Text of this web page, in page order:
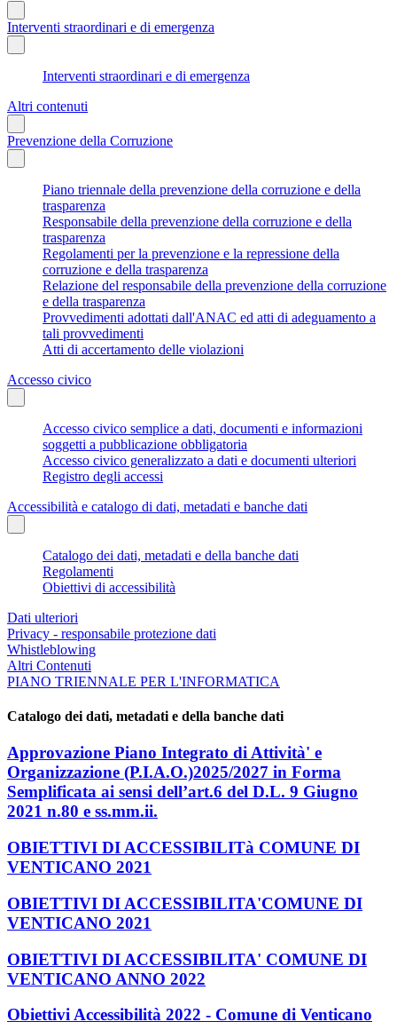
Interventi straordinari e di emergenza
Interventi straordinari e di emergenza
Altri contenuti
Prevenzione della Corruzione
Piano triennale della prevenzione della corruzione e della
trasparenza
Responsabile della prevenzione della corruzione e della
trasparenza
Regolamenti per la prevenzione e la repressione della
corruzione e della trasparenza
Relazione del responsabile della prevenzione della corruzione
e della trasparenza
Provvedimenti adottati dall'ANAC ed atti di adeguamento a
tali provvedimenti
Atti di accertamento delle violazioni
Accesso civico
Accesso civico semplice a dati, documenti e informazioni
soggetti a pubblicazione obbligatoria
Accesso civico generalizzato a dati e documenti ulteriori
Registro degli accessi
Accessibilità e catalogo di dati, metadati e banche dati
Catalogo dei dati, metadati e della banche dati
Regolamenti
Obiettivi di accessibilità
Dati ulteriori
Privacy - responsabile protezione dati
Whistleblowing
Altri Contenuti
PIANO TRIENNALE PER L'INFORMATICA
Catalogo dei dati, metadati e della banche dati
Approvazione Piano Integrato di Attività' e
Organizzazione (P.I.A.O.)2025/2027 in Forma
Semplificata ai sensi dell’art.6 del D.L. 9 Giugno
2021 n.80 e ss.mm.ii.
OBIETTIVI DI ACCESSIBILITà COMUNE DI
VENTICANO 2021
OBIETTIVI DI ACCESSIBILITA'COMUNE DI
VENTICANO 2021
OBIETTIVI DI ACCESSIBILITA' COMUNE DI
VENTICANO ANNO 2022
Obiettivi Accessibilità 2022 - Comune di Venticano